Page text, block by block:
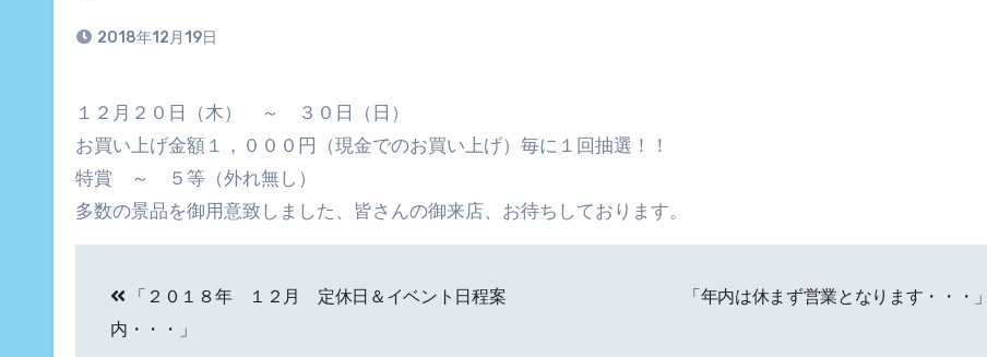
2018年12月19日
１２月２０日（木） ～ ３０日（日）
お買い上げ金額１，０００円（現金でのお買い上げ）毎に１回抽選！！
特賞 ～ ５等（外れ無し）
多数の景品を御用意致しました、皆さんの御来店、お待ちしております。
「２０１８年 １２月 定休日＆イベント日程案
内・・・」
「年内は休まず営業となります・・・」